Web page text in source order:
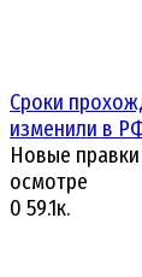
Сроки
изменили в
Новые
осмотре
0 59.1к.